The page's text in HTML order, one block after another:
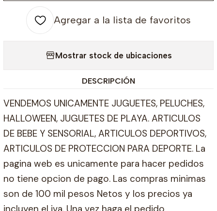
Agregar a la lista de favoritos
Mostrar stock de ubicaciones
DESCRIPCIÓN
VENDEMOS UNICAMENTE JUGUETES, PELUCHES,
HALLOWEEN, JUGUETES DE PLAYA. ARTICULOS
DE BEBE Y SENSORIAL, ARTICULOS DEPORTIVOS,
ARTICULOS DE PROTECCION PARA DEPORTE. La
pagina web es unicamente para hacer pedidos
no tiene opcion de pago. Las compras minimas
son de 100 mil pesos Netos y los precios ya